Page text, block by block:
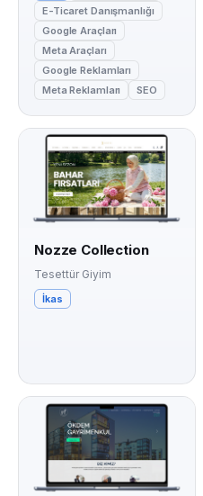
E-Ticaret Danışmanlığı
Google Araçları
Meta Araçları
Google Reklamları
Meta Reklamları
SEO
Nozze Collection
Tesettür Giyim
İkas